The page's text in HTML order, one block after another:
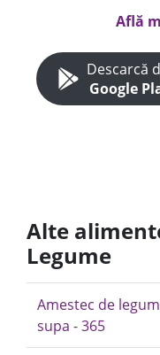
Află
Descarcă
Google
Alte
Legume
Amestec de
supa - 365